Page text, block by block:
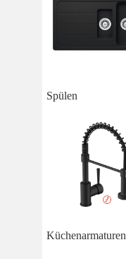
Spülen
Küchenarmaturen